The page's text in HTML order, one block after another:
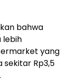
bahwa
lebih
yang
sekitar Rp3,5